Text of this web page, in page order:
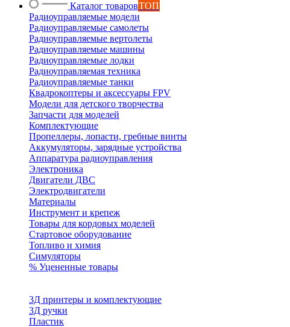
Каталог товаровТОП
Радиоуправляемые модели
Радиоуправляемые самолеты
Радиоуправляемые вертолеты
Радиоуправляемые машины
Радиоуправляемые лодки
Радиоуправляемая техника
Радиоуправляемые танки
Квадрокоптеры и аксессуары FPV
Модели для детского творчества
Запчасти для моделей
Комплектующие
Пропеллеры, лопасти, гребные винты
Аккумуляторы, зарядные устройства
Аппаратура радиоуправления
Электроника
Двигатели ДВС
Электродвигатели
Материалы
Инструмент и крепеж
Товары для кордовых моделей
Стартовое оборудование
Топливо и химия
Симуляторы
% Уцененные товары
3Д принтеры и комплектующие
3Д ручки
Пластик